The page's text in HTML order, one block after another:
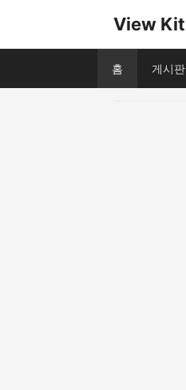
View Kit
홈 게시판